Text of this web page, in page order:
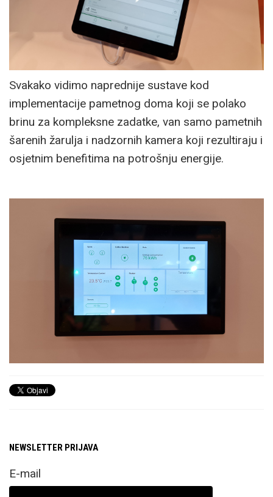
Svakako vidimo naprednije sustave kod
implementacije pametnog doma koji se polako
brinu za kompleksne zadatke, van samo pametnih
šarenih žarulja i nadzornih kamera koji rezultiraju i
osjetnim benefitima na potrošnju energije.
NEWSLETTER PRIJAVA
E-mail